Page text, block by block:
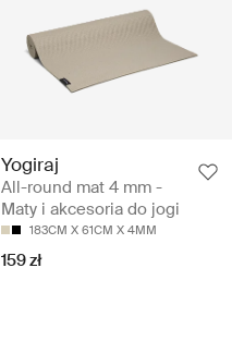
Yogiraj
All-round mat 4 mm -
Maty i akcesoria do jogi
183CM X 61CM X 4MM
159 zł